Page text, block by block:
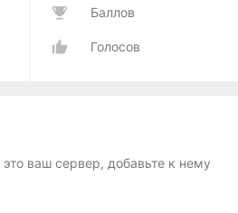
Баллов
Голосов
ваш сервер, добавьте к нему